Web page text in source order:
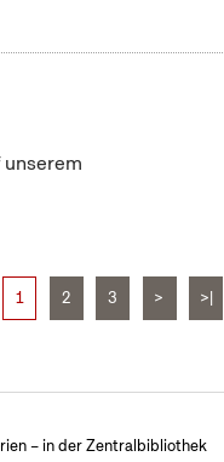
1 2 3 > >|
– in der Zentralbibliothek